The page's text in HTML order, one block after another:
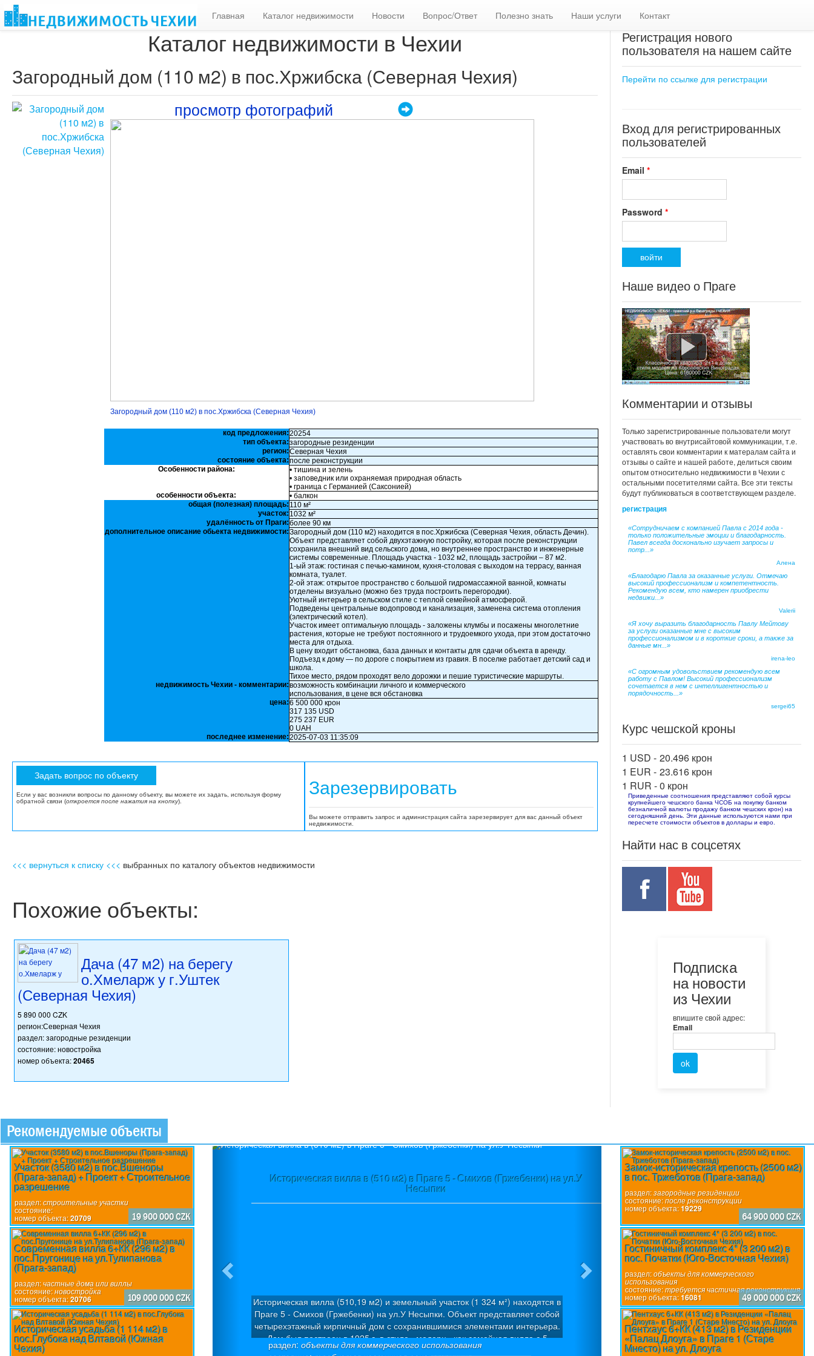
Главная Каталог недвижимости Новости Вопрос/Ответ Полезно знать Наши услуги Контакт
Каталог недвижимости в Чехии
Загородный дом (110 м2) в пос.Хржибска (Северная Чехия)
просмотр фотографий
Загородный дом (110 м2) в пос.Хржибска (Северная Чехия)
код предложения:20254
тип объекта:загородные резиденции
регион:Северная Чехия
состояние объекта:после реконструкции
Особенности района:
• тишина и зелень
• заповедник или охраняемая природная область
• граница с Германией (Саксонией)
особенности объекта:
• балкон
общая (полезная) площадь: 110 м²
участок: 1032 м²
удалённость от Праги:более 90 км
дополнительное описание обьекта недвижимости:Загородный дом (110 м2) находится в пос.Хржибска (Северная Чехия, область Дечин).
Объект представляет собой двухэтажную постройку, которая после реконструкции
сохранила внешний вид сельского дома, но внутреннее пространство и инженерные
системы современные. Площадь участка - 1032 м2, площадь застройки – 87 м2.
1-ый этаж: гостиная с печью-камином, кухня-столовая с выходом на террасу, ванная
комната, туалет.
2-ой этаж: открытое пространство с большой гидромассажной ванной, комнаты
отделены визуально (можно без труда построить перегородки).
Уютный интерьер в сельском стиле с теплой семейной атмосферой.
Подведены центральные водопровод и канализация, заменена система отопления
(электрический котел).
Участок имеет оптимальную площадь - заложены клумбы и посажены многолетние
растения, которые не требуют постоянного и трудоемкого ухода, при этом достаточно
места для отдыха.
В цену входит обстановка, база данных и контакты для сдачи объекта в аренду.
Подъезд к дому — по дороге с покрытием из гравия. В поселке работает детский сад и
школа.
Тихое место, рядом проходят вело дорожки и пешие туристические маршруты.
недвижимость Чехии - комментарии:возможность комбинации личного и коммерческого
использования, в цене вся обстановка
цена:6 500 000 крон
317 135 USD
275 237 EUR
0 UAH
последнее изменение:2025-07-03 11:35:09
Если у вас возникли вопросы по данному объекту, вы можете их задать, используя форму
обратной связи (откроется после нажатия на кнопку).
Зарезервировать
Вы можете отправить запрос и администрация сайта зарезервирует для вас данный объект
недвижимости.
<<< вернуться к списку <<< выбранных по каталогу объектов недвижимости
Похожие объекты:
Дача (47 м2) на берегу
о.Хмеларж у г.Уштек
(Северная Чехия)
5 890 000 CZK
регион:Северная Чехия
раздел: загородные резиденции
состояние: новостройка
номер объекта:20465
Регистрация нового
пользователя на нашем сайте
Перейти по ссылке для регистрации
Вход для регистрированных
пользователей
Email *
Password *
Наше видео о Праге
Комментарии и отзывы
Только зарегистрированные пользователи могут
участвовать во внутрисайтовой коммуникации, т.е.
оставлять свои комментарии к матералам сайта и
отзывы о сайте и нашей работе, делиться своим
опытом относительно недвижимости в Чехии с
остальными посетителями сайта. Все эти тексты
будут публиковаться в соответствующем разделе.
регистрация
«Сотрудничаем с компанией Павла с 2014 года -
только положительные эмоции и благодарность.
Павел всегда досконально изучает запросы и
потр...»
Алена
«Благодарю Павла за оказанные услуги. Отмечаю
высокий профессионализм и компетентность.
Рекомендую всем, кто намерен приобрести
недвижи...»
Valerii
«Я хочу выразить благодарность Павлу Мейтову
за услуги оказанные мне с высоким
профессионализмом и в короткие сроки, а также за
данные мн...»
irena-leo
«С огромным удовольствием рекомендую всем
работу с Павлом! Высокий профессионализм
сочетается в нем с интеллигентностью и
порядочность...»
sergei65
Курс чешской кроны
1 USD - 20.496 крон
1 EUR - 23.616 крон
1 RUR -0 крон
Приведенные соотношения представляют собой курсы
крупнейшего чешского банка ЧСОБ на покупку банком
безналичной валюты продажу банком чешских крон) на
сегодняшний день. Эти данные используются нами при
пересчете стоимости объектов в доллары и евро.
Найти нас в соцсетях
Подписка
на новости
из Чехии
впишите свой адрес:
Email
Рекомендуемые объекты
Участок (3580 м2) в пос.Вшеноры
(Прага-запад) + Проект + Строительное
разрешение
раздел:строительные участки
состояние:
номер объекта:20709 19 900 000 CZK
Современная вилла 6+КК (296 м2) в
пос.Пругонице на ул.Тулипанова
(Прага-запад)
раздел:частные дома или виллы
состояние:новостройка
номер объекта:20706 109 000 000 CZK
Историческая усадьба (1 114 м2) в
пос.Глубока над Влтавой (Южная
Чехия)
Историческая вилла в (510 м2) в Праге 5 - Смихов (Гржебенки) на ул.У
Несыпки
раздел:объекты для коммерческого использования
Историческая вилла (510,19 м2) и земельный участок (1 324 м²) находятся в
Праге 5 - Смихов (Гржебенки) на ул.У Несыпки. Объект представляет собой
четырехэтажный кирпичный дом с сохранившимися элементами интерьера.
Дом был построен в 1925 г. в стиле «модерн» как семейная вилла с 5
квартирами. Была проведена капитальная дорогостоящая реконструкция.
Участок (3580 м2) в пос.Вшеноры
раздел:строительные участки
Участок с уклоном (3580 м2), который
участка под застройку с общей
пос.Вшеноры (Прага-запад). Имеется
вилл «Панорама Вшеноры» с
домов: Вилла «Х» (6/7+1): Площадь
Previous
Замок-историческая крепость (2500 м2)
в пос. Тржеботов (Прага-запад)
раздел:загородные резиденции
состояние:после реконструкции
номер объекта:19229
64 900 000 CZK
Гостиничный комплекс 4* (3 200 м2) в
пос. Початки (Юго-Восточная Чехия)
раздел:объекты для коммерческого
использования
состояние:требуется частичная реконструкция
номер объекта:16081 49 000 000 CZK
Пентхаус 6+КК (413 м2) в Резиденции
«Палац Длоуга» в Праге 1 (Старе
Мнесто) на ул. Длоуга